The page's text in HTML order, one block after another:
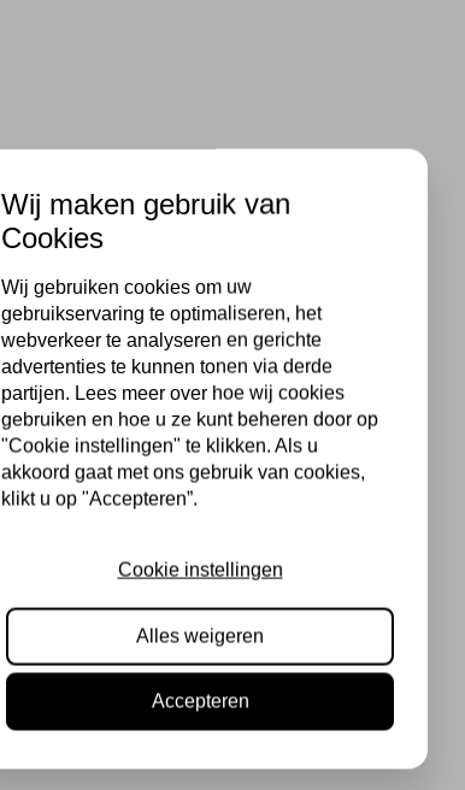
Wij maken gebruik van
Cookies
Wij gebruiken cookies om uw
gebruikservaring te optimaliseren, het
webverkeer te analyseren en gerichte
advertenties te kunnen tonen via derde
partijen. Lees meer over hoe wij cookies
gebruiken en hoe u ze kunt beheren door op
"Cookie instellingen" te klikken. Als u
akkoord gaat met ons gebruik van cookies,
klikt u op "Accepteren”.
Cookie instellingen
Alles weigeren
Accepteren